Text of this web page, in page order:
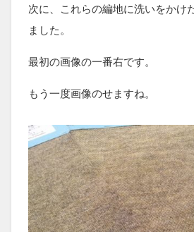
次に、これらの編地に洗いをかけ
ました。
最初の画像の一番右です。
もう一度画像のせますね。